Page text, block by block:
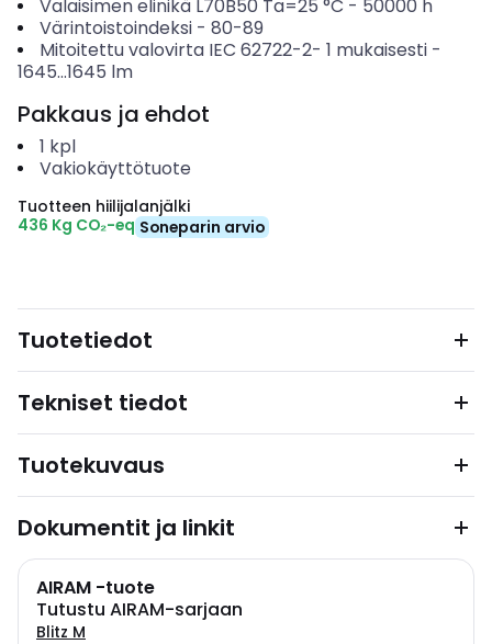
Valaisimen elinikä L70B50 Ta=25 °C - 50000 h
Värintoistoindeksi- 80-89
Mitoitettu valovirta IEC 62722-2- 1 mukaisesti-
1645...1645 lm
Pakkaus ja ehdot
1 kpl
Vakiokäyttötuote
Tuotteen hiilijalanjälki
436 Kg CO₂-eq Soneparin arvio
Tuotetiedot
Tekniset tiedot
Tuotekuvaus
Dokumentit ja linkit
AIRAM -tuote
Tutustu AIRAM-sarjaan
Blitz M